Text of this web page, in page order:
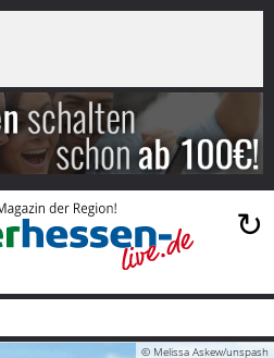
×
↻
© Melissa Askew/unspash